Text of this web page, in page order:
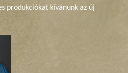
produkciókat kívánunk az új